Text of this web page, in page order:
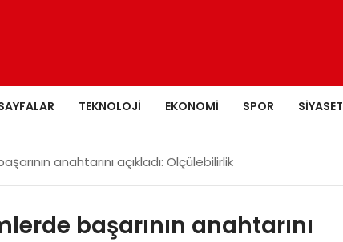
TEKNOLOJI EKONOMI SPOR SIYASET
anahtarını açıkladı: Ölçülebilirlik
başarının anahtarını